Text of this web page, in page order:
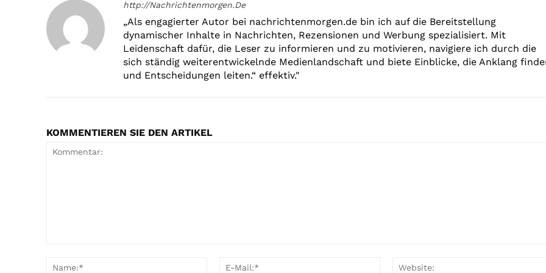
http://Nachrichtenmorgen.De
„Als engagierter Autor bei nachrichtenmorgen.de bin ich auf die Bereitstellung
dynamischer Inhalte in Nachrichten, Rezensionen und Werbung spezialisiert. Mit
Leidenschaft dafür, die Leser zu informieren und zu motivieren, navigiere ich durch die
sich ständig weiterentwickelnde Medienlandschaft und biete Einblicke, die Anklang
und Entscheidungen leiten.“ effektiv."
KOMMENTIEREN SIE DEN ARTIKEL
Name:*